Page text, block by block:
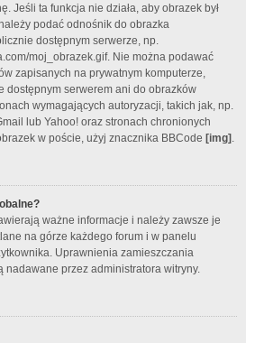
Jeśli ta funkcja nie działa, aby obrazek był
podać odnośnik do obrazka
dostępnym serwerze, np.
moj_obrazek.gif. Nie można podawać
zapisanych na prywatnym komputerze,
dostępnym serwerem ani do obrazków
wymagających autoryzacji, takich jak, np.
lub Yahoo! oraz stronach chronionych
w poście, użyj znacznika BBCode [img].
ważne informacje i należy zawsze je
na górze każdego forum i w panelu
Uprawnienia zamieszczania
nadawane przez administratora witryny.